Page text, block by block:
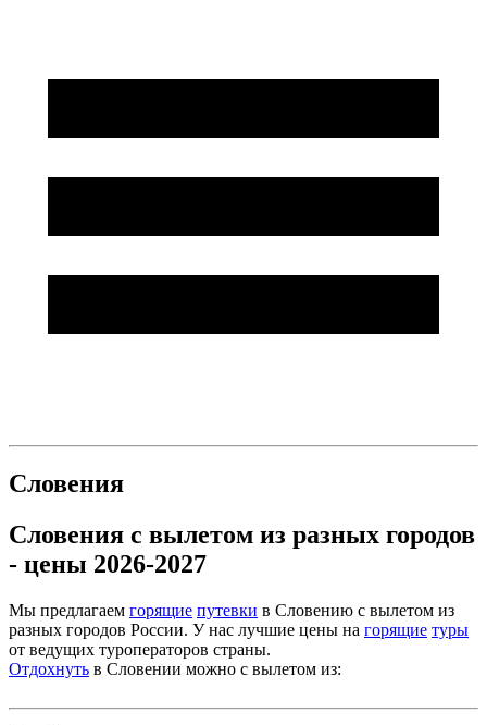
Словения
Словения с вылетом из разных городов
- цены 2026-2027
Мы предлагаем горящие путевки в Словению с вылетом из
разных городов России. У нас лучшие цены на горящие туры
от ведущих туроператоров страны.
Отдохнуть в Словении можно с вылетом из: